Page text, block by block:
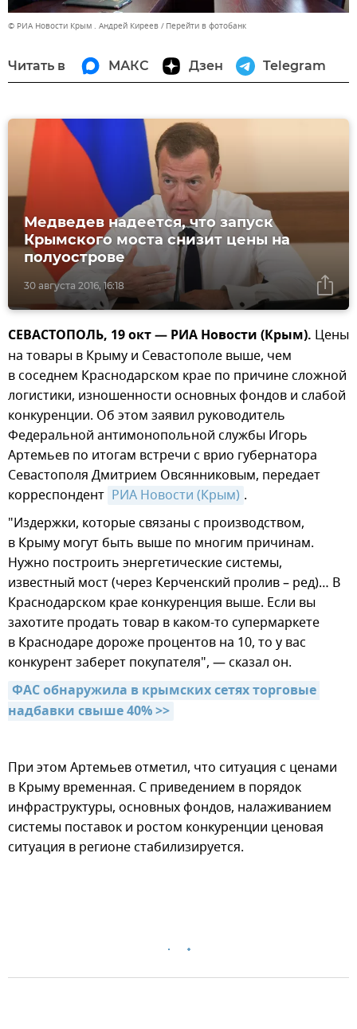
© РИА Новости Крым . Андрей Киреев Перейти в фотобанк
Читать в МАКС Дзен Telegram
30 августа 2016, 16:18
Медведев надеется, что запуск
Крымского моста снизит цены на
полуострове
СЕВАСТОПОЛЬ, 19 окт — РИА Новости (Крым). Цены
на товары в Крыму и Севастополе выше, чем
в соседнем Краснодарском крае по причине сложной
логистики, изношенности основных фондов и слабой
конкуренции. Об этом заявил руководитель
Федеральной антимонопольной службы Игорь
Артемьев по итогам встречи с врио губернатора
Севастополя Дмитрием Овсянниковым, передает
корреспондент РИА Новости (Крым) .
"Издержки, которые связаны с производством,
в Крыму могут быть выше по многим причинам.
Нужно построить энергетические системы,
известный мост (через Керченский пролив – ред)… В
Краснодарском крае конкуренция выше. Если вы
захотите продать товар в каком-то супермаркете
в Краснодаре дороже процентов на 10, то у вас
конкурент заберет покупателя", — сказал он.
ФАС обнаружила в крымских сетях торговые
надбавки свыше 40% >>
При этом Артемьев отметил, что ситуация с ценами
в Крыму временная. С приведением в порядок
инфраструктуры, основных фондов, налаживанием
системы поставок и ростом конкуренции ценовая
ситуация в регионе стабилизируется.